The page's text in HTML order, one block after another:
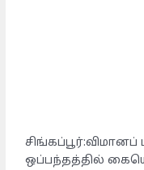
சிங்கப்பூர்:விமானப்
ஒப்பந்தத்தில்